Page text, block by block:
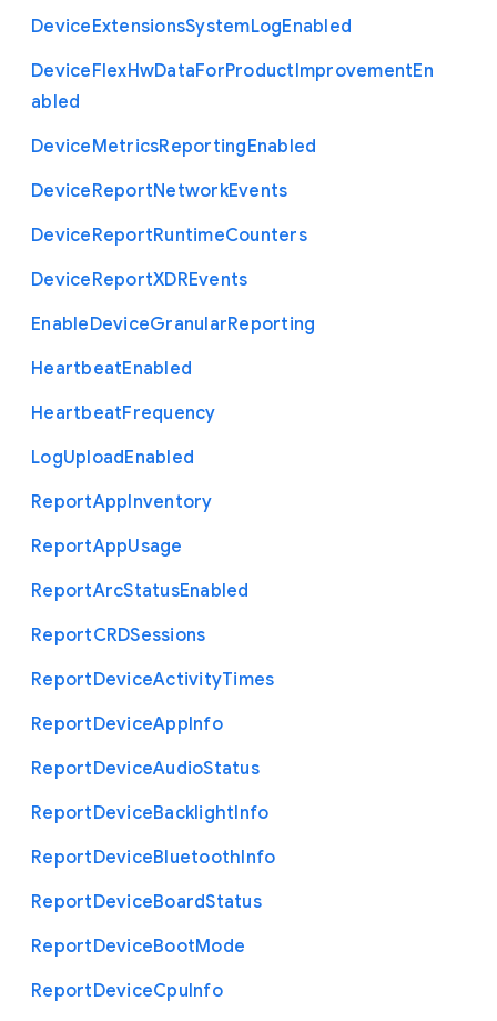
DeviceExtensionsSystemLogEnabled
DeviceFlexHwDataForProductImprovementEn
abled
DeviceMetricsReportingEnabled
DeviceReportNetworkEvents
DeviceReportRuntimeCounters
DeviceReportXDREvents
EnableDeviceGranularReporting
HeartbeatEnabled
HeartbeatFrequency
LogUploadEnabled
ReportAppInventory
ReportAppUsage
ReportArcStatusEnabled
ReportCRDSessions
ReportDeviceActivityTimes
ReportDeviceAppInfo
ReportDeviceAudioStatus
ReportDeviceBacklightInfo
ReportDeviceBluetoothInfo
ReportDeviceBoardStatus
ReportDeviceBootMode
ReportDeviceCpuInfo